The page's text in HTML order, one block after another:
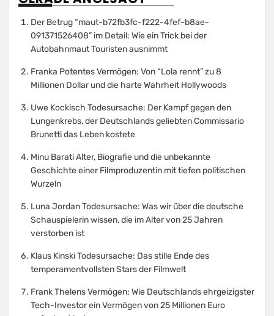
Der Betrug “maut-b72fb3fc-f222-4fef-b8ae-
091371526408” im Detail: Wie ein Trick bei der
Autobahnmaut Touristen ausnimmt
Franka Potentes Vermögen: Von “Lola rennt” zu 8
Millionen Dollar und die harte Wahrheit Hollywoods
Uwe Kockisch Todesursache: Der Kampf gegen den
Lungenkrebs, der Deutschlands geliebten Commissario
Brunetti das Leben kostete
Minu Barati Alter, Biografie und die unbekannte
Geschichte einer Filmproduzentin mit tiefen politischen
Wurzeln
Luna Jordan Todesursache: Was wir über die deutsche
Schauspielerin wissen, die im Alter von 25 Jahren
verstorben ist
Klaus Kinski Todesursache: Das stille Ende des
temperamentvollsten Stars der Filmwelt
Frank Thelens Vermögen: Wie Deutschlands ehrgeizigster
Tech-Investor ein Vermögen von 25 Millionen Euro